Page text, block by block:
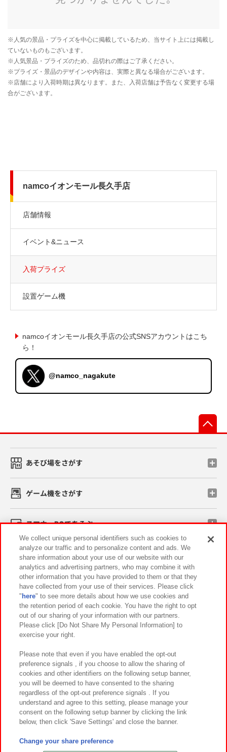
namcoイオンモール長久手店
店舗情報
イベント&ニュース
入荷プライズ
設置ゲーム機
namcoイオンモール長久手店の公式SNSアカウントはこち
ら！
@namco_nagakute
あそび場をさがす
ゲーム機をさがす
スマホ・PCであそぶ
イベント・キャンペーン
関連会社 サステナビリティ サイトポリシー
プライバシーポリシー ウェブアクセシビリティ方針と検証結果
お取引先さまとともに
カスタマーハラスメント対応方針 よくあるご質問・お問い合わせ
©Bandai Namco Amusement Inc.
©Bandai Namco Amusement Lab Inc.
We collect unique personal identifiers such as cookies to
analyze our traffic and to personalize content and ads. We
share information about your use of our website with our
analytics and advertising partners, who may combine it with
other information that you have provided to them or that they
have collected from your use of their services. Please click
" here" to see more details about how we use cookies and
the retention period of each cookie. You have the right to opt
out of our sharing of your information with our partners.
Please click [Do Not Share My Personal Information] to
exercise your right.
Please note that even if you have enabled the opt-out
preference signals , if you choose to allow the sharing of
cookies and other identifiers on the following setup banner,
you will be deemed to have consented to the sharing
regardless of the opt-out preference signals . If you
understand and agree to this setting, please manage your
consent on the following setup banner by clicking the link
below, then click 'Save Settings' and close the banner.
Change your share preference